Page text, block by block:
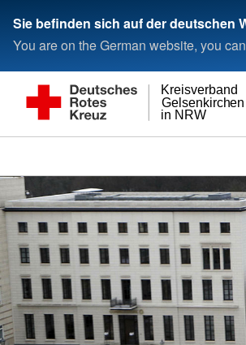
Sie befinden sich auf der deutschen
You are on the German website, you
in NRW
Gelsenkirchen
Kreisverband